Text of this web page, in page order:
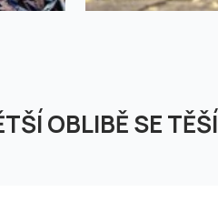
OBLIBĚ SE TĚŠÍ